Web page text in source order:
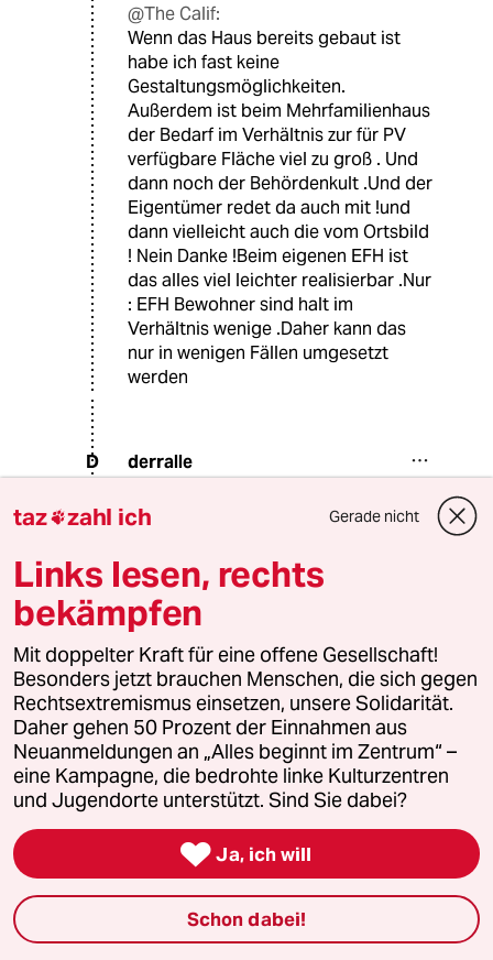
@The Calif:
Wenn das Haus bereits gebaut ist
habe ich fast keine
Gestaltungsmöglichkeiten.
Außerdem ist beim Mehrfamilienhaus
der Bedarf im Verhältnis zur für PV
verfügbare Fläche viel zu groß . Und
dann noch der Behördenkult .Und der
Eigentümer redet da auch mit !und
dann vielleicht auch die vom Ortsbild
! Nein Danke !Beim eigenen EFH ist
das alles viel leichter realisierbar .Nur
: EFH Bewohner sind halt im
Verhältnis wenige .Daher kann das
nur in wenigen Fällen umgesetzt
werden
D derralle
@carl fisher:
Maßnahmen nicht die ultimative
Lösung für alle möglichen Fälle
bieten, machen wir sie erst mal
runter.
Sie haben im Mehrfamilienhaus (so
wie ich auch) weniger
Gestaltungsmöglichkeiten, ok.
Nutzen Sie halt die Möglichkeiten, die
Sie haben, auch da gibt's gute Ideen.
meistkommentiert
Krise der Demokratie
taz zahl ich Gerade nicht
Links lesen, rechts
bekämpfen
Mit doppelter Kraft für eine offene Gesellschaft!
Besonders jetzt brauchen Menschen, die sich gegen
Rechtsextremismus einsetzen, unsere Solidarität.
Daher gehen 50 Prozent der Einnahmen aus
Neuanmeldungen an „Alles beginnt im Zentrum“ –
eine Kampagne, die bedrohte linke Kulturzentren
und Jugendorte unterstützt. Sind Sie dabei?
 Ja, ich will
Schon dabei!